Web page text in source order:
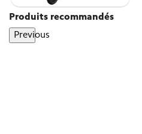
Produits recommandés
Previous